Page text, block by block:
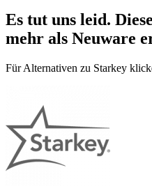
Es tut uns leid.
mehr als Neuware
Für Alternativen zu Starkey